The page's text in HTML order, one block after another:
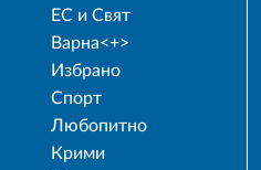
ЕС и Свят
Варна<+>
Избрано
Спорт
Любопитно
Крими